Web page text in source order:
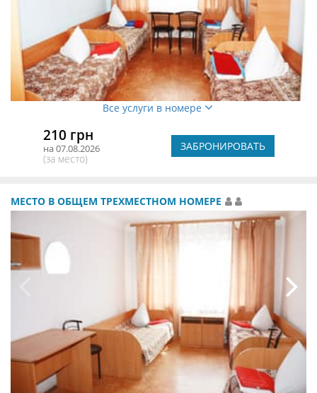
Все услуги в номере
210 грн
на 07.08.2026
(за место)
ЗАБРОНИРОВАТЬ
МЕСТО В ОБЩЕМ ТРЕХМЕСТНОМ НОМЕРЕ